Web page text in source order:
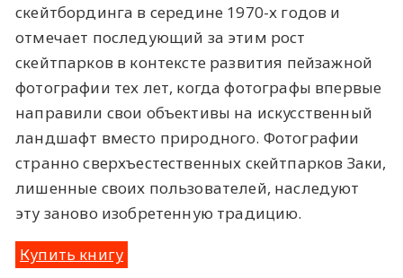
скейтбординга в середине 1970-х годов и
отмечает последующий за этим рост
скейтпарков в контексте развития пейзажной
фотографии тех лет, когда фотографы впервые
направили свои объективы на искусственный
ландшафт вместо природного. Фотографии
странно сверхъестественных скейтпарков Заки,
лишенные своих пользователей, наследуют
эту заново изобретенную традицию.
Купить книгу